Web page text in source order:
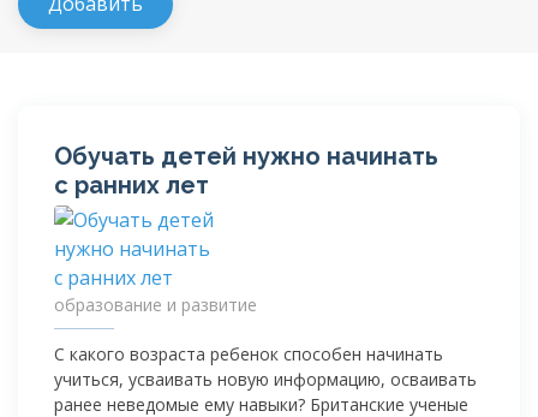
Обучать детей нужно начинать
с ранних лет
образование и развитие
С какого возраста ребенок способен начинать
учиться, усваивать новую информацию, осваивать
ранее неведомые ему навыки? Британские ученые